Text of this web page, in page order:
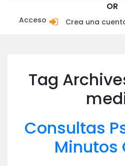
Acceso Crea una
OR
Tag
Consultas
Minutos